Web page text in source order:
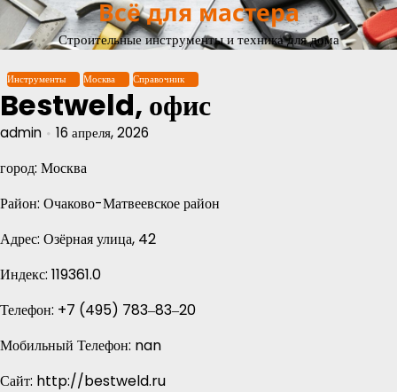
Перейти
содержимому
Всё для мастера
Строительные инструменты и техника для дома
Инструменты Москва Справочник
Bestweld, офис
admin 16 апреля, 2026
город: Москва
Район: Очаково-Матвеевское район
Адрес: Озёрная улица, 42
Индекс: 119361.0
Телефон: +7 (495) 783‒83‒20
Мобильный Телефон: nan
Сайт: http://bestweld.ru